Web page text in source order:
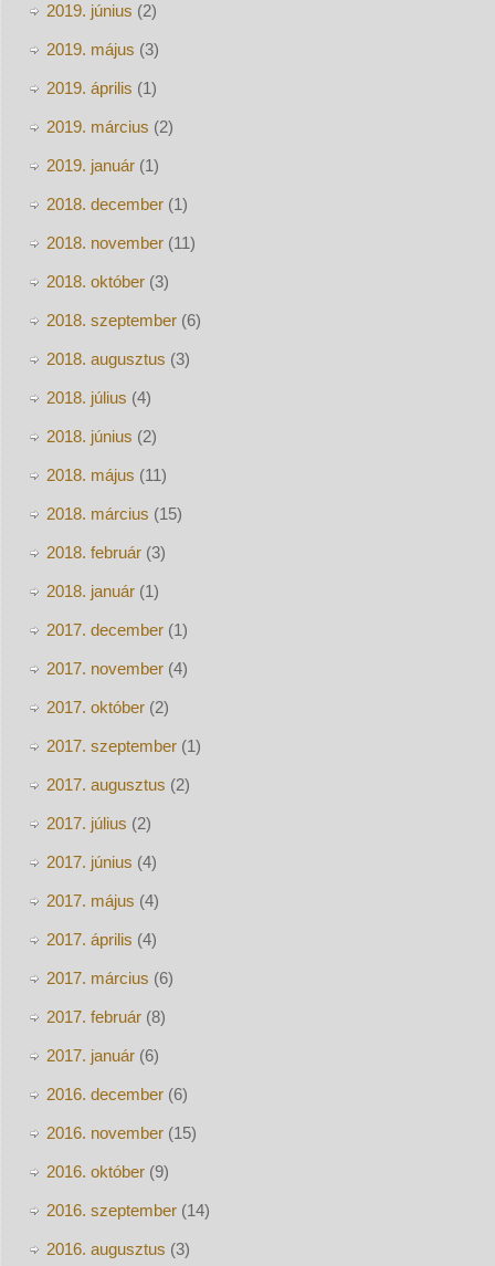
2019. június (2)
2019. május (3)
2019. április (1)
2019. március (2)
2019. január(1)
2018. december(1)
2018. november(11)
2018. október(3)
2018. szeptember(6)
2018. augusztus (3)
2018. július (4)
2018. június (2)
2018. május (11)
2018. március (15)
2018. február(3)
2018. január(1)
2017. december(1)
2017. november(4)
2017. október(2)
2017. szeptember(1)
2017. augusztus (2)
2017. július (2)
2017. június (4)
2017. május (4)
2017. április (4)
2017. március (6)
2017. február(8)
2017. január(6)
2016. december(6)
2016. november(15)
2016. október(9)
2016. szeptember(14)
2016. augusztus (3)